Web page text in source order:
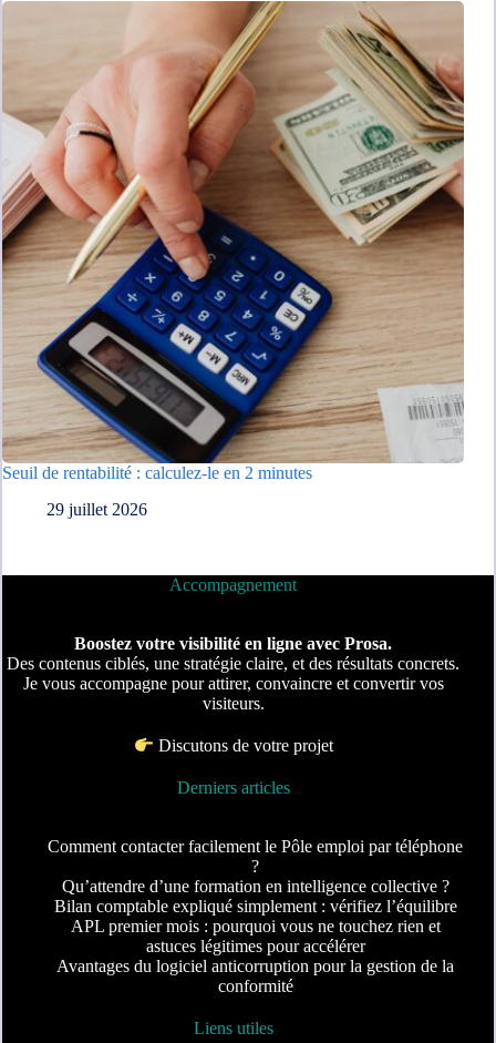
Seuil de rentabilité : calculez-le en 2 minutes
29 juillet 2026
Accompagnement
Boostez votre visibilité en ligne avec Prosa.
Des contenus ciblés, une stratégie claire, et des résultats concrets.
Je vous accompagne pour attirer, convaincre et convertir vos
visiteurs.
Discutons de votre projet
Derniers articles
Comment contacter facilement le Pôle emploi par téléphone
?
Qu’attendre d’une formation en intelligence collective ?
Bilan comptable expliqué simplement : vérifiez l’équilibre
APL premier mois : pourquoi vous ne touchez rien et
astuces légitimes pour accélérer
Avantages du logiciel anticorruption pour la gestion de la
conformité
Liens utiles